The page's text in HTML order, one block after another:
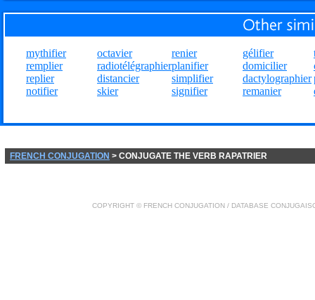
mythifier
remplier
replier
notifier
octavier
radiotélégraphier
distancier
skier
renier
planifier
simplifier
signifier
gélifier
domicilier
dactylographier
remanier
FRENCH CONJUGATION > CONJUGATE THE VERB RAPATRIER
COPYRIGHT © FRENCH CONJUGATION / DATABASE